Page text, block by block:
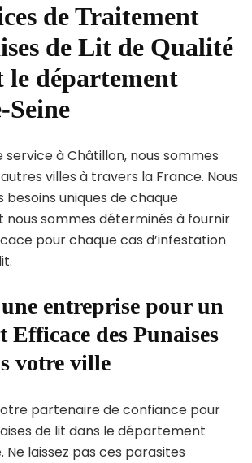
de Traitement
de Lit de Qualité
le département
Seine
service à Châtillon, nous sommes
villes à travers la France. Nous
uniques de chaque
sommes déterminés à fournir
pour chaque cas d’infestation
entreprise pour un
Efficace des Punaises
votre ville
partenaire de confiance pour
de lit dans le département
Ne laissez pas ces parasites